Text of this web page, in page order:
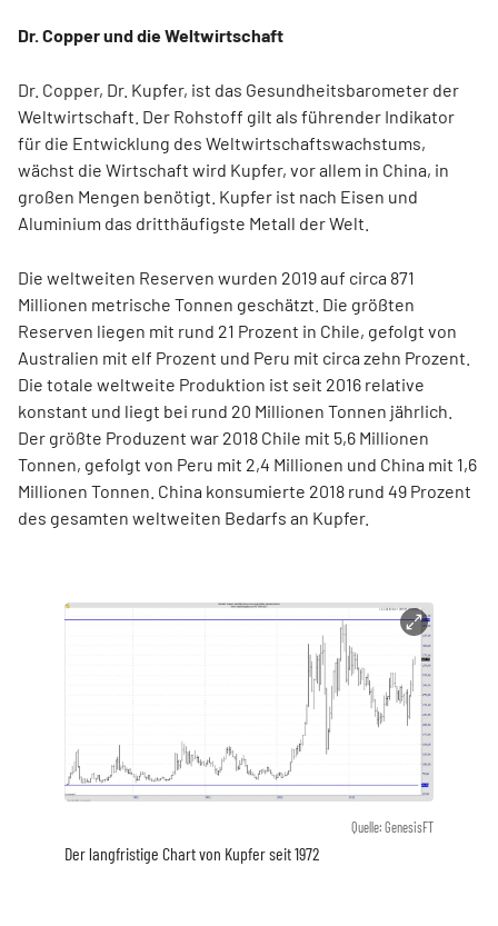
Dr. Copper und die Weltwirtschaft
Dr. Copper, Dr. Kupfer, ist das Gesundheitsbarometer der
Weltwirtschaft. Der Rohstoff gilt als führender Indikator
für die Entwicklung des Weltwirtschaftswachstums,
wächst die Wirtschaft wird Kupfer, vor allem in China, in
großen Mengen benötigt. Kupfer ist nach Eisen und
Aluminium das dritthäufigste Metall der Welt.
Die weltweiten Reserven wurden 2019 auf circa 871
Millionen metrische Tonnen geschätzt. Die größten
Reserven liegen mit rund 21 Prozent in Chile, gefolgt von
Australien mit elf Prozent und Peru mit circa zehn Prozent.
Die totale weltweite Produktion ist seit 2016 relative
konstant und liegt bei rund 20 Millionen Tonnen jährlich.
Der größte Produzent war 2018 Chile mit 5,6 Millionen
Tonnen, gefolgt von Peru mit 2,4 Millionen und China mit 1,6
Millionen Tonnen. China konsumierte 2018 rund 49 Prozent
des gesamten weltweiten Bedarfs an Kupfer.
Quelle: GenesisFT
Der langfristige Chart von Kupfer seit 1972